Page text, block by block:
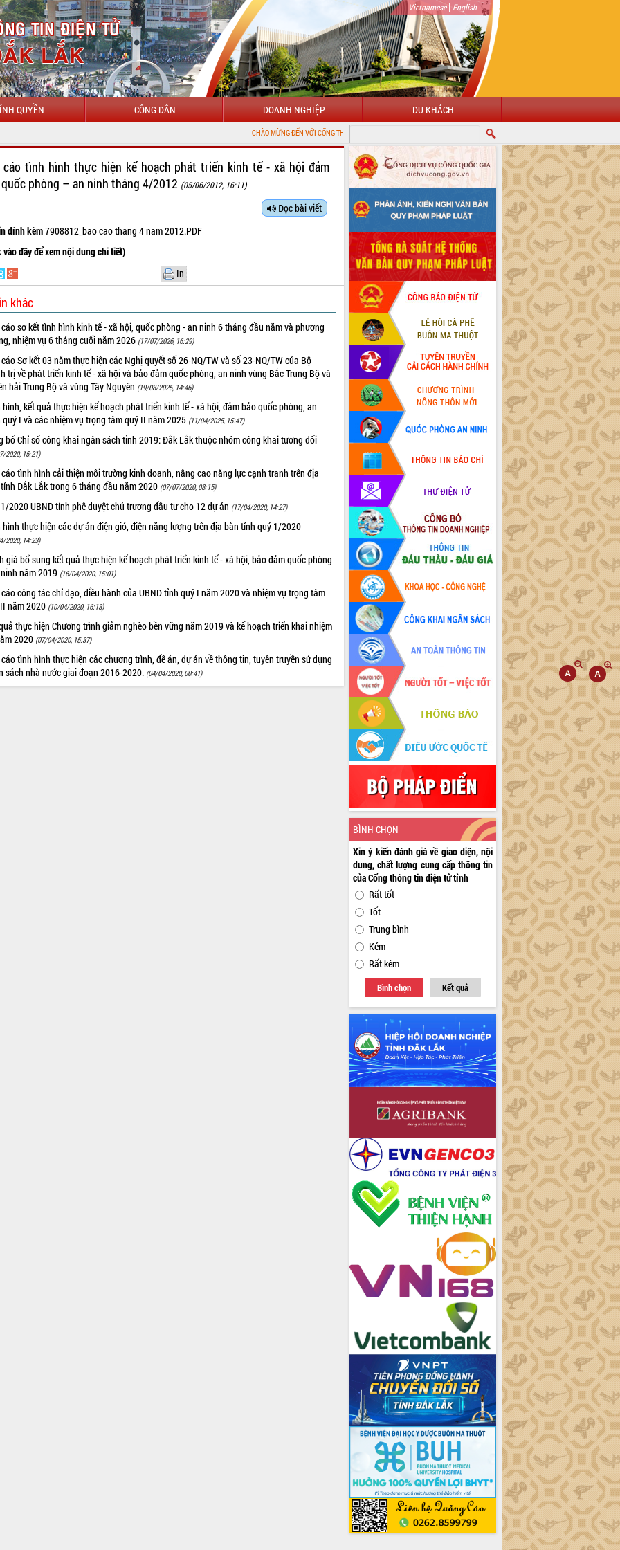
Vietnamese| English
QUYỀN CÔNG DÂN DOANH NGHIỆP DU KHÁCH
CHÀO MỪNG ĐẾN VỚI CỔNG THÔNG TIN ĐIỆN TỬ TỈNH ĐẮK LẮK
cáo tình hình thực hiện kế hoạch phát triển kinh tế - xã hội đảm
phòng – an ninh tháng 4/2012 (05/06/2012, 16:11)
Đọc bài viết
đính kèm7908812_bao cao thang 4 nam 2012.PDF
vào đây để xem nội dung chi tiết)
In
khác
sơ kết tình hình kinh tế - xã hội, quốc phòng - an ninh 6 tháng đầu năm và phương
nhiệm vụ 6 tháng cuối năm 2026 (17/07/2026, 16:29)
Sơ kết 03 năm thực hiện các Nghị quyết số 26-NQ/TW và số 23-NQ/TW của Bộ
trị về phát triển kinh tế - xã hội và bảo đảm quốc phòng, an ninh vùng Bắc Trung Bộ và
hải Trung Bộ và vùng Tây Nguyên (19/08/2025, 14:46)
hình, kết quả thực hiện kế hoạch phát triển kinh tế - xã hội, đảm bảo quốc phòng, an
quý I và các nhiệm vụ trọng tâm quý II năm 2025 (11/04/2025, 15:47)
bố Chỉ số công khai ngân sách tỉnh 2019: Đắk Lắk thuộc nhóm công khai tương đối
2020, 15:21)
tình hình cải thiện môi trường kinh doanh, nâng cao năng lực cạnh tranh trên địa
Đắk Lắk trong 6 tháng đầu năm 2020 (07/07/2020, 08:15)
2020 UBND tỉnh phê duyệt chủ trương đầu tư cho 12 dự án (17/04/2020, 14:27)
hình thực hiện các dự án điện gió, điện năng lượng trên địa bàn tỉnh quý 1/2020
2020, 14:23)
giá bổ sung kết quả thực hiện kế hoạch phát triển kinh tế - xã hội, bảo đảm quốc phòng
năm 2019 (16/04/2020, 15:01)
công tác chỉ đạo, điều hành của UBND tỉnh quý I năm 2020 và nhiệm vụ trọng tâm
năm 2020 (10/04/2020, 16:18)
thực hiện Chương trình giảm nghèo bền vững năm 2019 và kế hoạch triển khai nhiệm
2020 (07/04/2020, 15:37)
tình hình thực hiện các chương trình, đề án, dự án về thông tin, tuyên truyền sử dụng
sách nhà nước giai đoạn 2016-2020. (04/04/2020, 00:41)
BÌNH CHỌN
Xin ý kiến đánh giá về giao diện, nội
dung, chất lượng cung cấp thông tin
của Cổng thông tin điện tử tỉnh
Rất tốt
Tốt
Trung bình
Kém
Rất kém
Bình chọn Kết quả